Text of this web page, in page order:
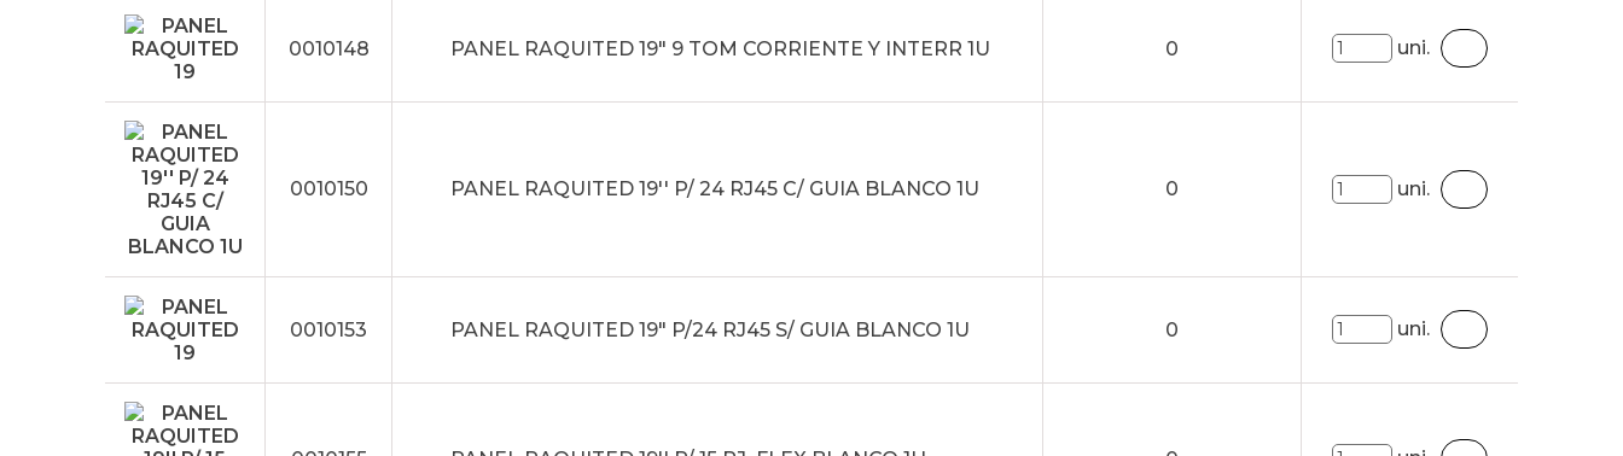
0010148 PANEL RAQUITED 19" 9 TOM CORRIENTE Y INTERR 1U 0 uni.
0010150 PANEL RAQUITED 19'' P/ 24 RJ45 C/ GUIA BLANCO 1U 0 uni.
0010153 PANEL RAQUITED 19" P/24 RJ45 S/ GUIA BLANCO 1U 0 uni.